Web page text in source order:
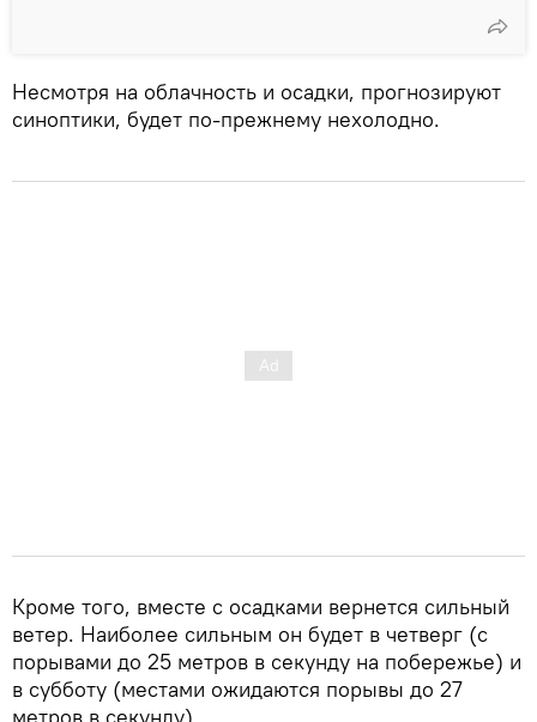
Несмотря на облачность и осадки, прогнозируют
синоптики, будет по-прежнему нехолодно.
Кроме того, вместе с осадками вернется сильный
ветер. Наиболее сильным он будет в четверг (с
порывами до 25 метров в секунду на побережье) и
в субботу (местами ожидаются порывы до 27
метров в секунду).